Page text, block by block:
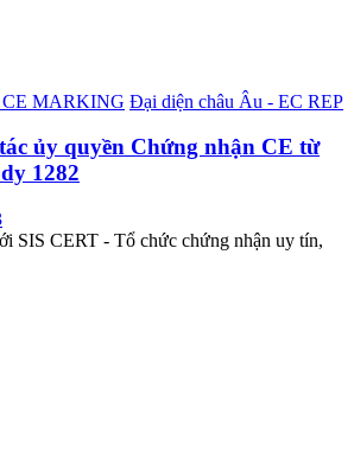
CE MARKING Đại diện châu Âu - EC REP
ủy quyền Chứng nhận CE từ
1282
SIS CERT - Tổ chức chứng nhận uy tín,